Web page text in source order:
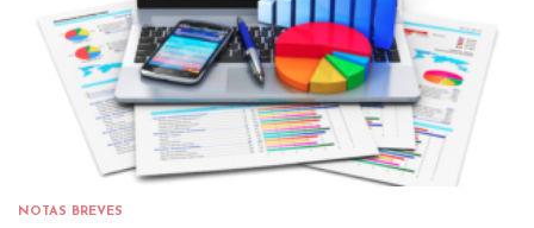
NOTAS BREVES